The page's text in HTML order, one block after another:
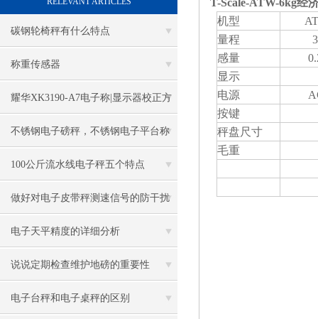
碳钢轮椅秤有什么特点
称重传感器
耀华XK3190-A7电子称|显示器校正方
法
不锈钢电子磅秤，不锈钢电子平台称
100公斤流水线电子秤五个特点
做好对电子皮带秤测速信号的防干扰
工作
电子天平精度的详细分析
说说定期检查维护地磅的重要性
电子台秤和电子桌秤的区别
T-Scale-ATW-6kg经
机型
量程
感量
显示
电源
按键
秤盘尺寸
毛重